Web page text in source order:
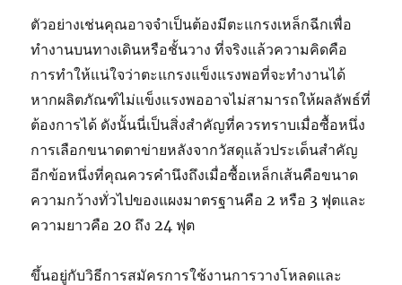
ตัวอย่างเช่นคุณอาจจำเป็นต้องมีตะแกรงเหล็กฉีกเพื่อ
ทำงานบนทางเดินหรือชั้นวาง ที่จริงแล้วความคิดคือ
การทำให้แน่ใจว่าตะแกรงแข็งแรงพอที่จะทำงานได้
หากผลิตภัณฑ์ไม่แข็งแรงพออาจไม่สามารถให้ผลลัพธ์ที่
ต้องการได้ ดังนั้นนี่เป็นสิ่งสำคัญที่ควรทราบเมื่อซื้อหนึ่ง
การเลือกขนาดตาข่ายหลังจากวัสดุแล้วประเด็นสำคัญ
อีกข้อหนึ่งที่คุณควรคำนึงถึงเมื่อซื้อเหล็กเส้นคือขนาด
ความกว้างทั่วไปของแผงมาตรฐานคือ 2 หรือ 3 ฟุตและ
ความยาวคือ 20 ถึง 24 ฟุต
ขึ้นอยู่กับวิธีการสมัครการใช้งานการวางโหลดและ